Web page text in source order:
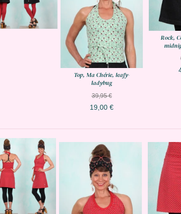
Top, Ma Chérie, leafy-
ladybug
39,95 €
19,00 €
Rock,